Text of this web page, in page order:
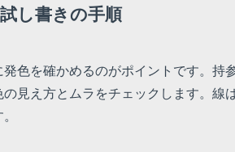
し書きの手順
色を確かめるのがポイントです。持
見え方とムラをチェックします。線